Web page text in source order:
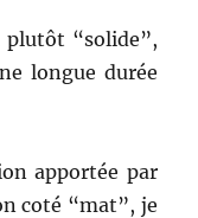
plutôt “solide”,
longue durée
apportée par
coté “mat”, je